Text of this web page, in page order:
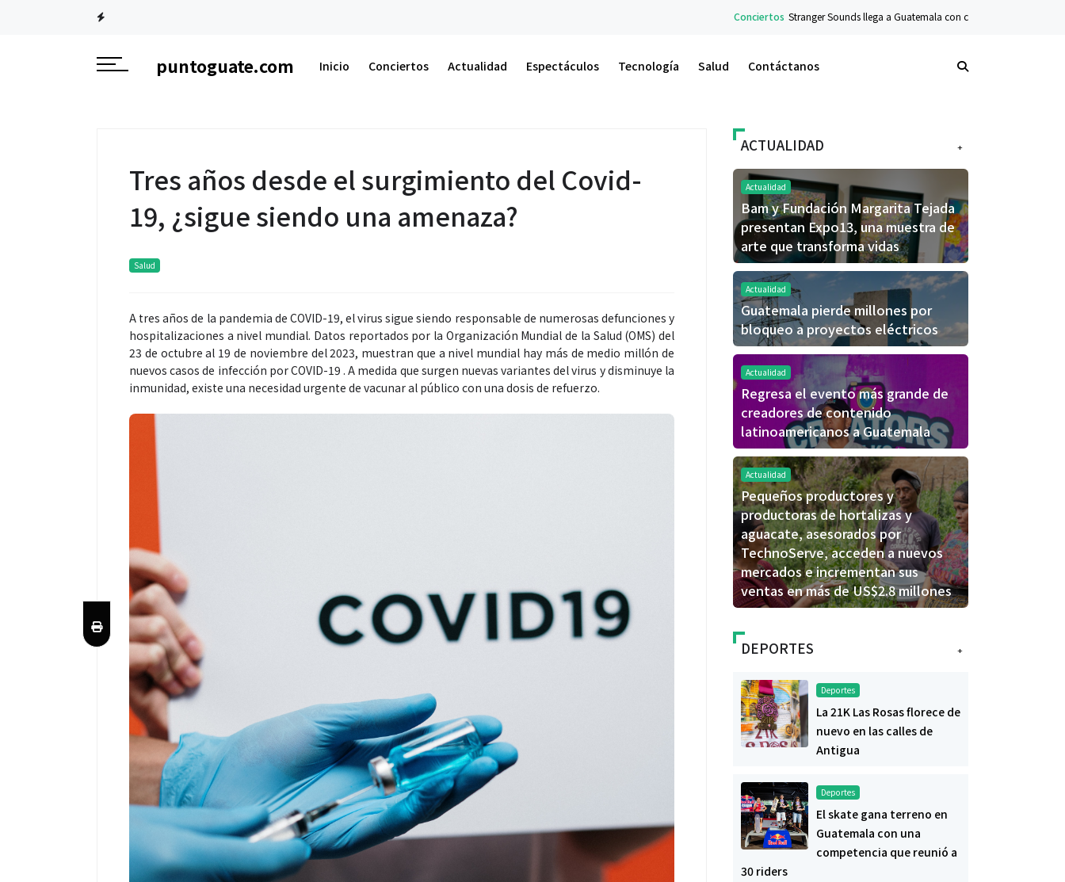
Stranger Sounds llega a Guatemala con concierto sinfónico en el Teatro Nacional
puntoguate.com Inicio Conciertos Actualidad Espectáculos Tecnología Salud Contáctanos
Tres años desde el surgimiento del Covid-
19, ¿sigue siendo una amenaza?
Salud
A tres años de la pandemia de COVID-19, el virus sigue siendo responsable de numerosas defunciones y
hospitalizaciones a nivel mundial. Datos reportados por la Organización Mundial de la Salud (OMS) del
23 de octubre al 19 de noviembre del 2023, muestran que a nivel mundial hay más de medio millón de
nuevos casos de infección por COVID-19 . A medida que surgen nuevas variantes del virus y disminuye la
inmunidad, existe una necesidad urgente de vacunar al público con una dosis de refuerzo.
+
ACTUALIDAD
Actualidad
Bam y Fundación Margarita Tejada
presentan Expo13, una muestra de
arte que transforma vidas
Actualidad
Guatemala pierde millones por
bloqueo a proyectos eléctricos
Actualidad
Regresa el evento más grande de
creadores de contenido
latinoamericanos a Guatemala
Actualidad
Pequeños productores y
productoras de hortalizas y
aguacate, asesorados por
TechnoServe, acceden a nuevos
mercados e incrementan sus
ventas en más de US$2.8 millones
+
DEPORTES
Deportes
La 21K Las Rosas florece de
nuevo en las calles de
Antigua
Deportes
El skate gana terreno en
Guatemala con una
competencia que reunió a
30 riders